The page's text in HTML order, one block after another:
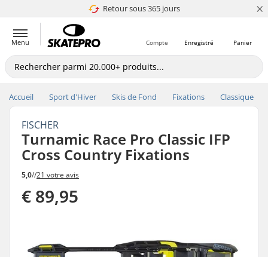
Retour sous 365 jours
4.8 de 5 ×
Menu Panier
Enregistré
Compte
Accueil Sport d'Hiver Skis de Fond Fixations Classique
FISCHER
Turnamic Race Pro Classic IFP
Cross Country Fixations
5,0//21 votre avis
€ 89,95